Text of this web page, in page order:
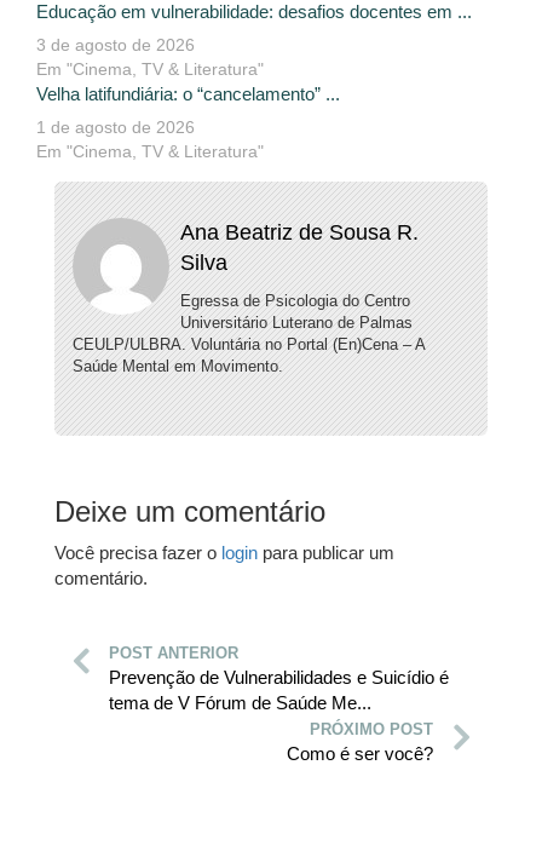
Educação em vulnerabilidade: desafios docentes em ...
3 de agosto de 2026
Em "Cinema, TV & Literatura"
Velha latifundiária: o “cancelamento” ...
1 de agosto de 2026
Em "Cinema, TV & Literatura"
Ana Beatriz de Sousa R.
Silva
Egressa de Psicologia do Centro
Universitário Luterano de Palmas
CEULP/ULBRA. Voluntária no Portal (En)Cena – A
Saúde Mental em Movimento.
Deixe um comentário
Você precisa fazer o login para publicar um
comentário.
POST ANTERIOR
Prevenção de Vulnerabilidades e Suicídio é
tema de V Fórum de Saúde Me...
PRÓXIMO POST
Como é ser você?